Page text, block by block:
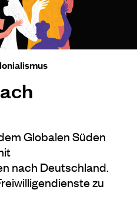
Globalen Süden
nach Deutschland.
zu